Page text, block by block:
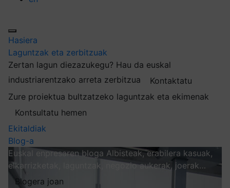
Hasiera
Laguntzak eta zerbitzuak
Zertan lagun diezazukegu? Hau da euskal
industriarentzako arreta zerbitzua
Kontaktatu
Zure proiektua bultzatzeko laguntzak eta ekimenak
Kontsultatu hemen
Ekitaldiak
Blog-a
Euskal enpresaren bloga Albisteak, erabilera kasuak,
elkarrizketak, laguntzak, negozio aukerak, joerak…
Blogera joan